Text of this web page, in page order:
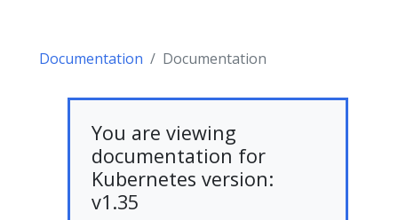
Documentation Documentation
You are viewing
documentation for
Kubernetes version:
v1.35